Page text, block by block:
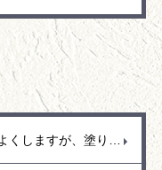
コンクリートブロックなどの塗装もよくしますが、塗り替えの場合でブロック花壇の塗装があります。ブロック塀の花壇は見える部分の外側を塗装しますが、花壇なので雨も入るし水撒きもします。常に濡れている状態が続くので中から水分が蒸発しようと外側に水分が出てきて塗装の面を押し上げて剝がれるという事もよくありました。花壇の塗装をする時には水分を通過できる塗料（透湿性）を使用するなど剥がれにくい塗料をお勧めします。